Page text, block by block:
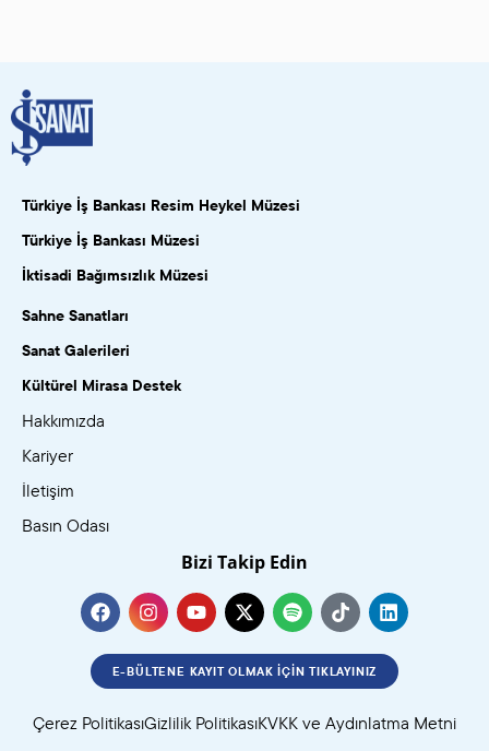
Türkiye İş Bankası Resim Heykel Müzesi
Türkiye İş Bankası Müzesi
İktisadi Bağımsızlık Müzesi
Sahne Sanatları
Sanat Galerileri
Kültürel Mirasa Destek
Hakkımızda
Kariyer
İletişim
Basın Odası
Bizi Takip Edin
E-BÜLTENE KAYIT OLMAK İÇIN TIKLAYINIZ
Çerez PolitikasıGizlilik PolitikasıKVKK ve Aydınlatma Metni